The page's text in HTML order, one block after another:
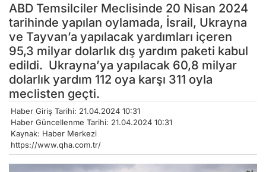
ABD Temsilciler Meclisinde 20 Nisan 2024
tarihinde yapılan oylamada, İsrail, Ukrayna
ve Tayvan’a yapılacak yardımları içeren
95,3 milyar dolarlık dış yardım paketi kabul
edildi. Ukrayna’ya yapılacak 60,8 milyar
dolarlık yardım 112 oya karşı 311 oyla
meclisten geçti.
Haber Giriş Tarihi: 21.04.2024 10:31
Haber Güncellenme Tarihi: 21.04.2024 10:31
Kaynak: Haber Merkezi
https://www.qha.com.tr/